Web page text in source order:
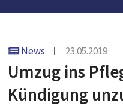
News 23.05.2019
Umzug ins
Kündigung